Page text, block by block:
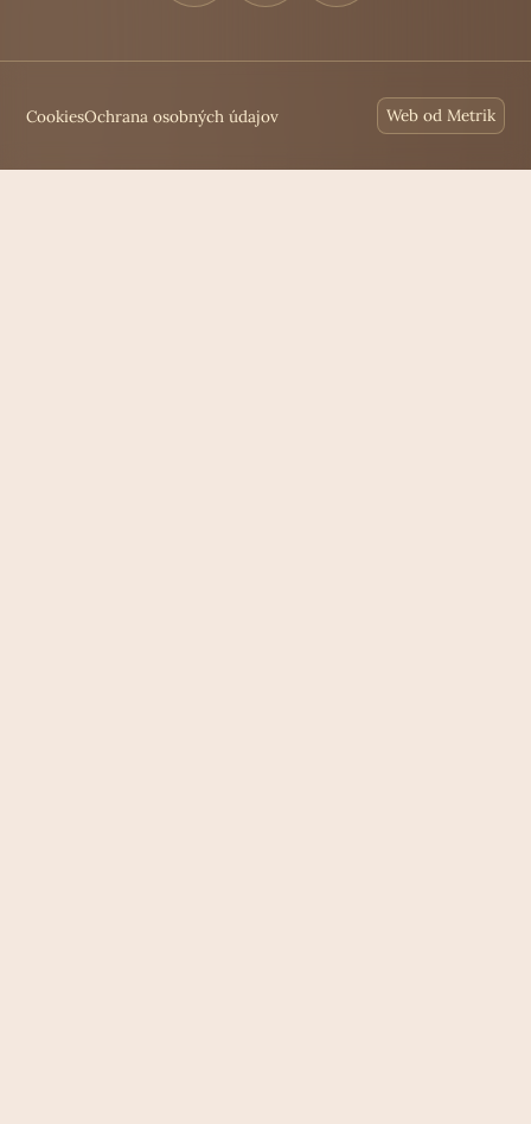
CookiesOchrana osobných údajov Web od Metrik